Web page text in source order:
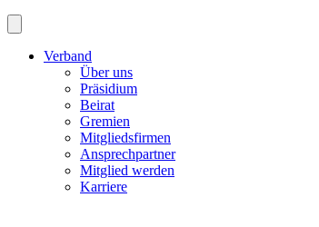
Verband
Über uns
Präsidium
Beirat
Gremien
Mitgliedsfirmen
Ansprechpartner
Mitglied werden
Karriere